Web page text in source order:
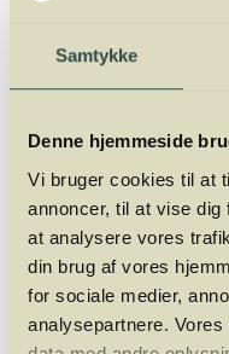
Samtykke
Denne hjemmeside
Vi bruger cookies til at
annoncer, til at vise
at analysere vores
din brug af vores
for sociale medier,
analysepartnere.
Botanisk navn:
Fransk: Citrouille
Mads
Mads